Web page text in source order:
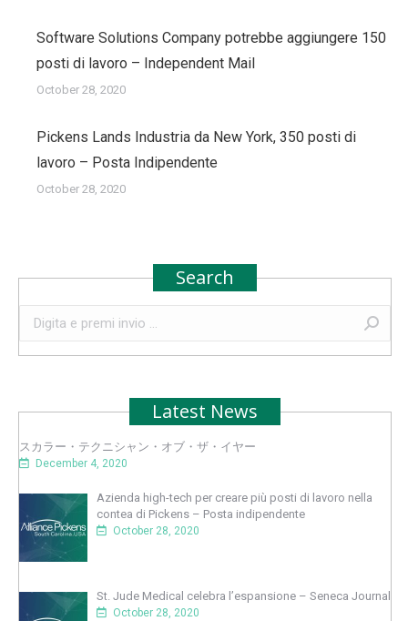
Software Solutions Company potrebbe aggiungere 150
posti di lavoro – Independent Mail
October 28, 2020
Pickens Lands Industria da New York, 350 posti di
lavoro – Posta Indipendente
October 28, 2020
Search
Search:
Latest News
スカラー・テクニシャン・オブ・ザ・イヤー
December 4, 2020
Azienda high-tech per creare più posti di lavoro nella
contea di Pickens – Posta indipendente
October 28, 2020
St. Jude Medical celebra l’espansione – Seneca Journal
October 28, 2020